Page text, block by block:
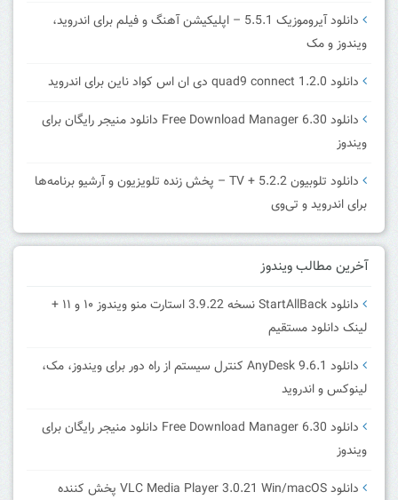
دانلود آیروموزیک 5.5.1 – اپلیکیشن آهنگ و فیلم برای اندروید،
ویندوز و مک
دانلود quad9 connect 1.2.0 دی ان اس کواد ناین برای اندروید
دانلود Free Download Manager 6.30 دانلود منیجر رایگان برای
ویندوز
دانلود تلوبیون 5.2.2 + TV – پخش زنده تلویزیون و آرشیو برنامه‌ها
برای اندروید و تی‌وی
آخرین مطالب ویندوز
دانلود StartAllBack نسخه 3.9.22 استارت منو ویندوز ۱۰ و ۱۱ +
لینک دانلود مستقیم
دانلود AnyDesk 9.6.1 کنترل سیستم از راه دور برای ویندوز، مک،
لینوکس و اندروید
دانلود Free Download Manager 6.30 دانلود منیجر رایگان برای
ویندوز
دانلود VLC Media Player 3.0.21 Win/macOS پخش کننده